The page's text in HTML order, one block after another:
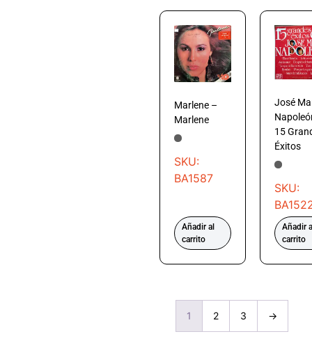
Marlene –
Marlene
SKU:
BA1587
Añadir al
carrito
José
15
Éxitos
SKU:
Añadir
carrito
1 2 3 →